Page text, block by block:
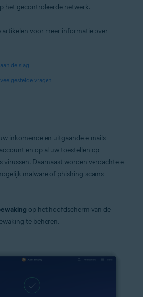
het gecontroleerde netwerk.
artikelen voor meer informatie over
de slag
vragen
inkomende en uitgaande e-mails
en op al uw toestellen op
virussen. Daarnaast worden verdachte e-
malware of phishing-scams
op het hoofdscherm van de
te beheren.